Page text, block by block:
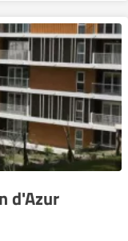
d'Azur